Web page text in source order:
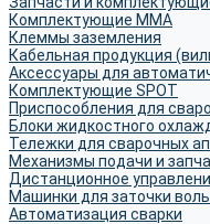
Комплектующие ММА
Клеммы заземления
Кабельная продукция
Аксессуары для
Комплектующие SPOT
Приспособления для
Блоки жидкостного
Тележки для сварочных
Механизмы подачи и
Дистанционное
Машинки для заточки
Автоматизация сварки